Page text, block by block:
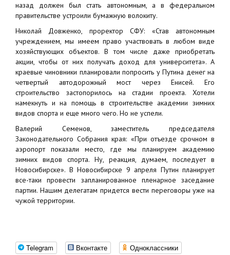
назад должен был стать автономным, а в федеральном
правительстве устроили бумажную волокиту.
Николай Довженко, проректор СФУ: «Став автономным
учреждением, мы имеем право участвовать в любом виде
хозяйствующих объектов. В том числе даже приобретать
акции, чтобы от них получать доход для университета». А
краевые чиновники планировали попросить у Путина денег на
четвертый автодорожный мост через Енисей. Его
строительство застопорилось на стадии проекта. Хотели
намекнуть и на помощь в строительстве академии зимних
видов спорта и еще много чего. Но не успели.
Валерий Семенов, заместитель председателя
Законодательного Собрания края: «При отъезде срочном в
аэропорт показали место, где мы планируем академию
зимних видов спорта. Ну, реакция, думаем, последует в
Новосибирске». В Новосибирске 9 апреля Путин планирует
все-таки провести запланированное пленарное заседание
партии. Нашим делегатам придется вести переговоры уже на
чужой территории.
Telegram Вконтакте Одноклассники